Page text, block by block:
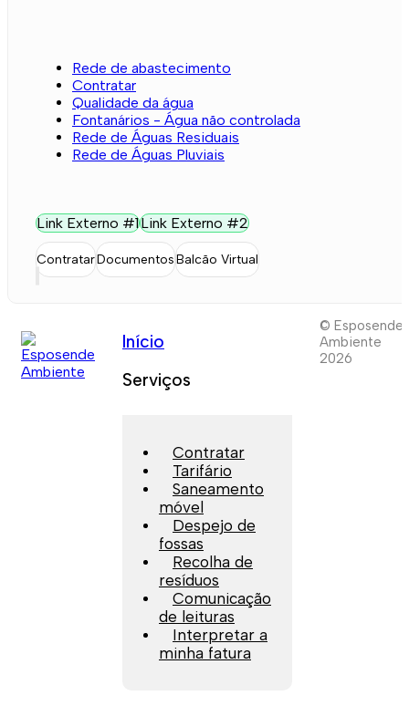
Rede de abastecimento
Contratar
Qualidade da água
Fontanários - Água não controlada
Rede de Águas Residuais
Rede de Águas Pluviais
Link Externo #1Link Externo #2
ContratarDocumentosBalcão Virtual
Início
Serviços
Contratar
Tarifário
Saneamento
móvel
Despejo de
fossas
Recolha de
resíduos
Comunicação
de leituras
Interpretar a
minha fatura
© Esposende
Ambiente
2026